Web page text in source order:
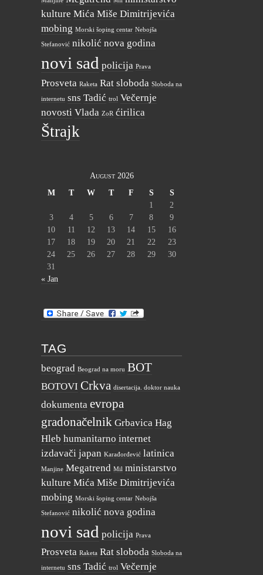
kulture Mića Miše Dimitrijevića
mobing Morski šoping centar Nebojša
Stefanović nikolić nova godina
novi sad policija Prava
Prosveta Raketa Rat sloboda Sloboda na
internetu sns Tadić trol Večernje
novosti Vlada ZoR ćirilica
Štrajk
August 2026
M
T W T F S
S
1
2
3
4 5 6 7 8
9
10
11 12 13 14 15
16
17
18 19 20 21 22
23
24
25 26 27 28 29
30
31
« Jan
TAG
beograd Beograd na moru BOT
BOTOVI Crkva disertacija. doktor nauka
dokumenta evropa
gradonačelnik Grbavica Hag
Hleb humanitarno internet
izdavači japan Karađorđević latinica
Manjine Megatrend Mil ministarstvo
kulture Mića Miše Dimitrijevića
mobing Morski šoping centar Nebojša
Stefanović nikolić nova godina
novi sad policija Prava
Prosveta Raketa Rat sloboda Sloboda na
internetu sns Tadić trol Večernje